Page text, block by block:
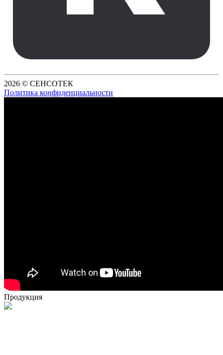
2026 © СЕНСОТЕК
Политика конфиденциальности
Продукция